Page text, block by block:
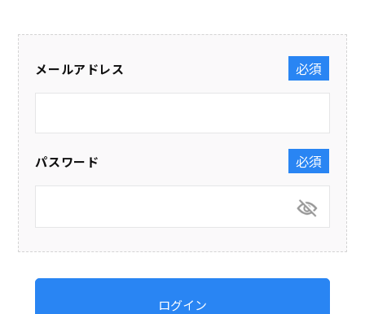
メールアドレス
(必須)
パスワード
(必須)
ログイン